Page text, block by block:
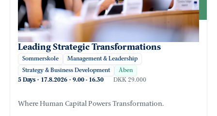
Leading Strategic Transformations
Sommerskole
Management & Leadership
Strategy & Business Development
Åben
5 Days · 17.8.2026 · 9.00 - 16.30 DKK 29.000
Where Human Capital Powers Transformation.